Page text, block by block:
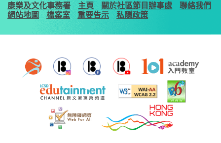
康樂及文化事務署 主頁 關於社區節目辦事處
聯絡我們
網站地圖
檔案室 重要告示 私隱政策